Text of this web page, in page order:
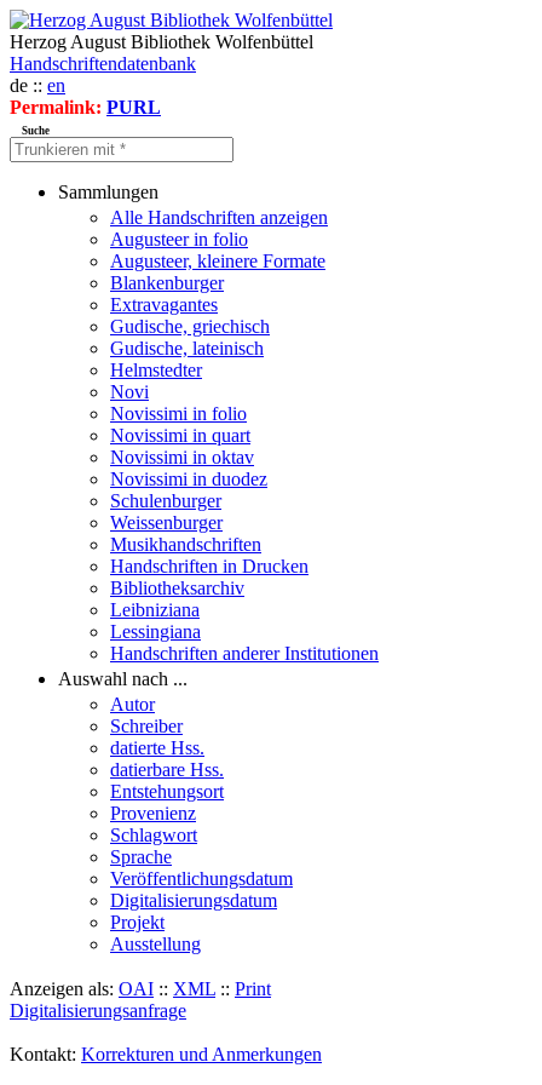
Herzog August Bibliothek Wolfenbüttel
Handschriftendatenbank
de :: en
Permalink: PURL
Suche
Sammlungen
Alle Handschriften anzeigen
Augusteer in folio
Augusteer, kleinere Formate
Blankenburger
Extravagantes
Gudische, griechisch
Gudische, lateinisch
Helmstedter
Novi
Novissimi in folio
Novissimi in quart
Novissimi in oktav
Novissimi in duodez
Schulenburger
Weissenburger
Musikhandschriften
Handschriften in Drucken
Bibliotheksarchiv
Leibniziana
Lessingiana
Handschriften anderer Institutionen
Auswahl nach ...
Autor
Schreiber
datierte Hss.
datierbare Hss.
Entstehungsort
Provenienz
Schlagwort
Sprache
Veröffentlichungsdatum
Digitalisierungsdatum
Projekt
Ausstellung
Anzeigen als: OAI :: XML :: Print
Digitalisierungsanfrage
Kontakt: Korrekturen und Anmerkungen